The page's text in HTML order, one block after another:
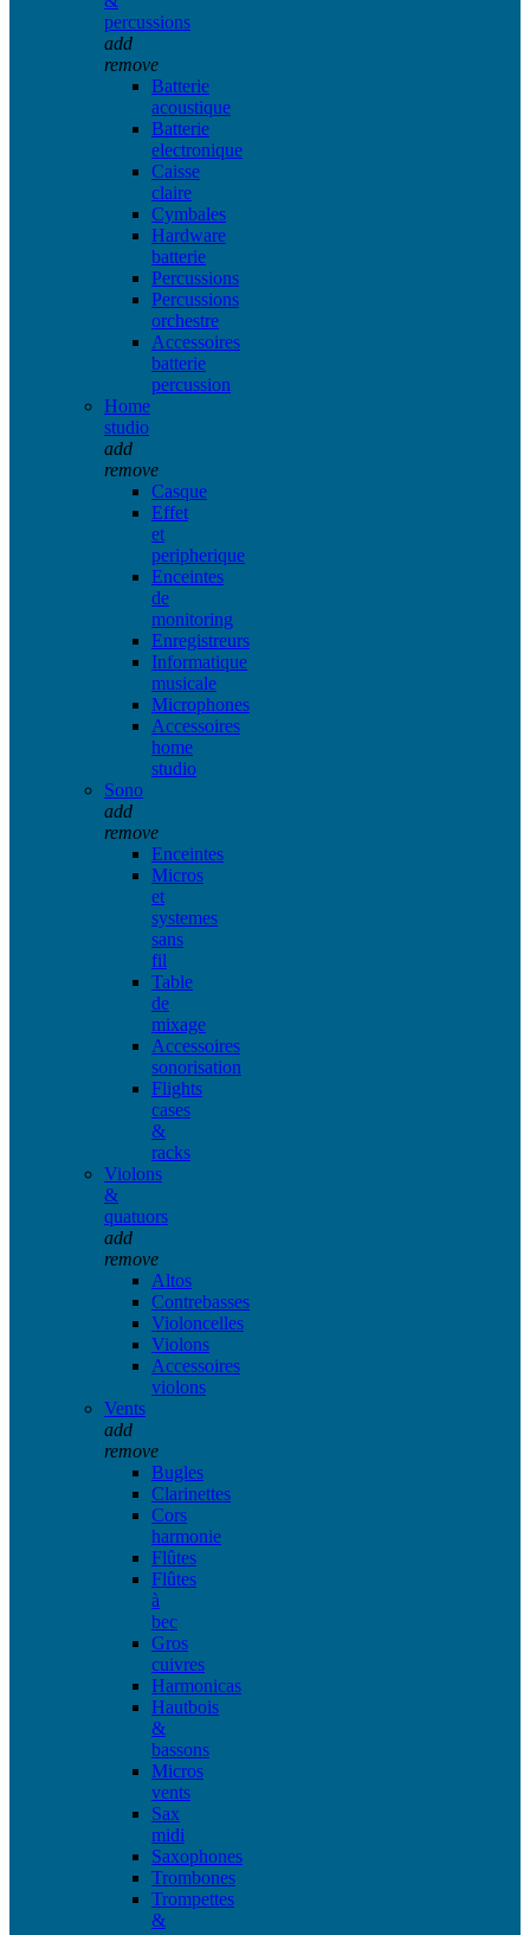
percussions
add
remove
Batterie
acoustique
Batterie
electronique
Caisse
claire
Cymbales
Hardware
batterie
Percussions
Percussions
orchestre
Accessoires
batterie
percussion
Home
studio
add
remove
Casque
Effet
et
peripherique
Enceintes
de
monitoring
Enregistreurs
Informatique
musicale
Microphones
Accessoires
home
studio
Sono
add
remove
Enceintes
Micros
et
systemes
sans
fil
Table
de
mixage
Accessoires
sonorisation
Flights
cases
&
racks
Violons
&
quatuors
add
remove
Altos
Contrebasses
Violoncelles
Violons
Accessoires
violons
Vents
add
remove
Bugles
Clarinettes
Cors
harmonie
Flûtes
Flûtes
à
bec
Gros
cuivres
Harmonicas
Hautbois
&
bassons
Micros
vents
Sax
midi
Saxophones
Trombones
Trompettes
&